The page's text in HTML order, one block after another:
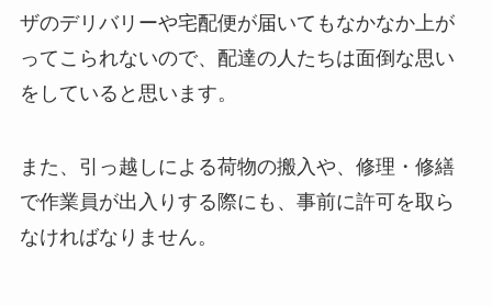
ザのデリバリーや宅配便が届いてもなかなか上が
ってこられないので、配達の人たちは面倒な思い
をしていると思います。
また、引っ越しによる荷物の搬入や、修理・修繕
で作業員が出入りする際にも、事前に許可を取ら
なければなりません。